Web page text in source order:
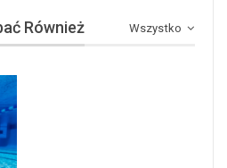
Wszystko
Również